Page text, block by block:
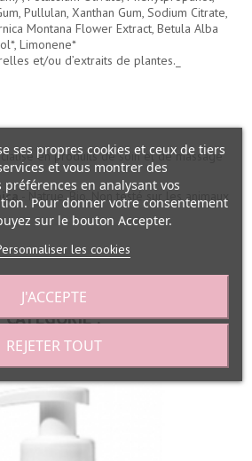
Pullulan, Xanthan Gum, Sodium Citrate,
Montana Flower Extract, Betula Alba
Limonene*
et/ou d’extraits de plantes._
en produits de soin et de massage
- Natrue, Bio, Non testé sur les animaux
DANS LA MÊME
CATÉGORIE :
ses propres cookies et ceux de tiers
et vous montrer des
en analysant vos
Pour donner votre consentement
sur le bouton Accepter.
les cookies
REJETER TOUT
J'ACCEPTE